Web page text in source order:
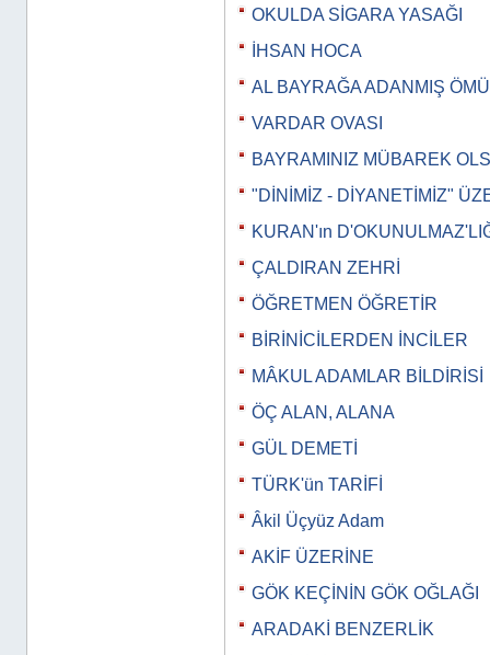
OKULDA SİGARA YASAĞI
İHSAN HOCA
AL BAYRAĞA ADANMIŞ
VARDAR OVASI
BAYRAMINIZ MÜBAREK
"DİNİMİZ - DİYANETİMİZ"
KURAN'ın
ÇALDIRAN ZEHRİ
ÖĞRETMEN ÖĞRETİR
BİRİNİCİLERDEN İNCİLER
MÂKUL ADAMLAR BİLDİRİSİ
ÖÇ ALAN, ALANA
GÜL DEMETİ
TÜRK'ün TARİFİ
Âkil Üçyüz Adam
AKİF ÜZERİNE
GÖK KEÇİNİN GÖK OĞLAĞI
ARADAKİ BENZERLİK